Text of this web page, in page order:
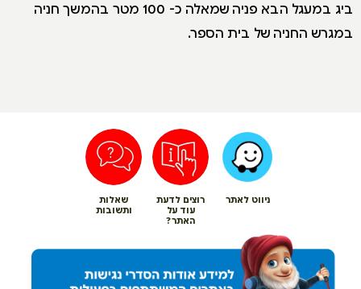
ביג במעגל הבא פניה שמאלה כ- 100 מטר בהמשך חניה
במגרש החניה של בית הספר.
ניווט לאתר
רוצים לדעת
עוד על
האתר?
שאלות
ותשובות